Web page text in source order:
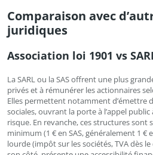
Comparaison avec
juridiques
Association loi 1901 vs
La SARL ou la SAS offrent une plus
privés et à rémunérer les actionnaires
Elles permettent notamment d’émettre
sociales, ouvrant la porte à l’appel public
risque. En revanche, ces structures sont
minimum (1 € en SAS, généralement 1 €
lourde (impôt sur les sociétés, TVA dès